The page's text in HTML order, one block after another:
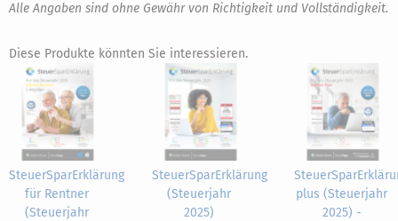
Alle Angaben sind ohne Gewähr von Richtigkeit und Vollständigkeit.
Diese Produkte könnten Sie interessieren.
SteuerSparErklärung
für Rentner
(Steuerjahr
SteuerSparErklärung
(Steuerjahr
2025)
plus (Steuerjahr
2025) -